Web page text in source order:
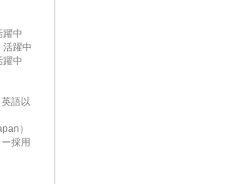
躍中
活躍中
躍中
語以
）
採用